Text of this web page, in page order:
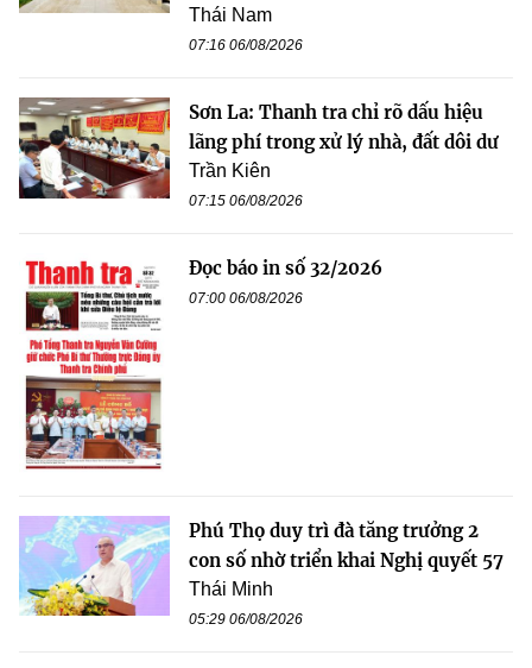
Thái Nam
07:16 06/08/2026
Sơn La: Thanh tra chỉ rõ dấu hiệu
lãng phí trong xử lý nhà, đất dôi dư
Trần Kiên
07:15 06/08/2026
Đọc báo in số 32/2026
07:00 06/08/2026
Phú Thọ duy trì đà tăng trưởng 2
con số nhờ triển khai Nghị quyết 57
Thái Minh
05:29 06/08/2026